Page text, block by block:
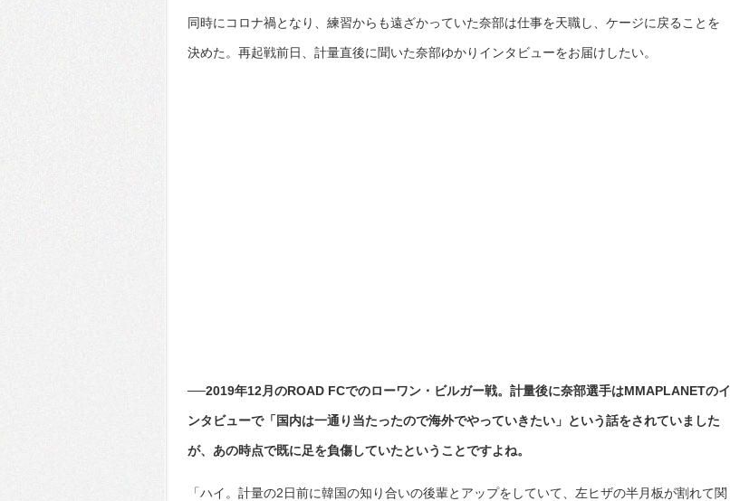
同時にコロナ禍となり、練習からも遠ざかっていた奈部は仕事を天職し、ケージに戻ることを
決めた。再起戦前日、計量直後に聞いた奈部ゆかりインタビューをお届けしたい。
──2019年12月のROAD FCでのローワン・ビルガー戦。計量後に奈部選手はMMAPLANETのイ
ンタビューで「国内は一通り当たったので海外でやっていきたい」という話をされていました
が、あの時点で既に足を負傷していたということですよね。
「ハイ。計量の2日前に韓国の知り合いの後輩とアップをしていて、左ヒザの半月板が割れて関